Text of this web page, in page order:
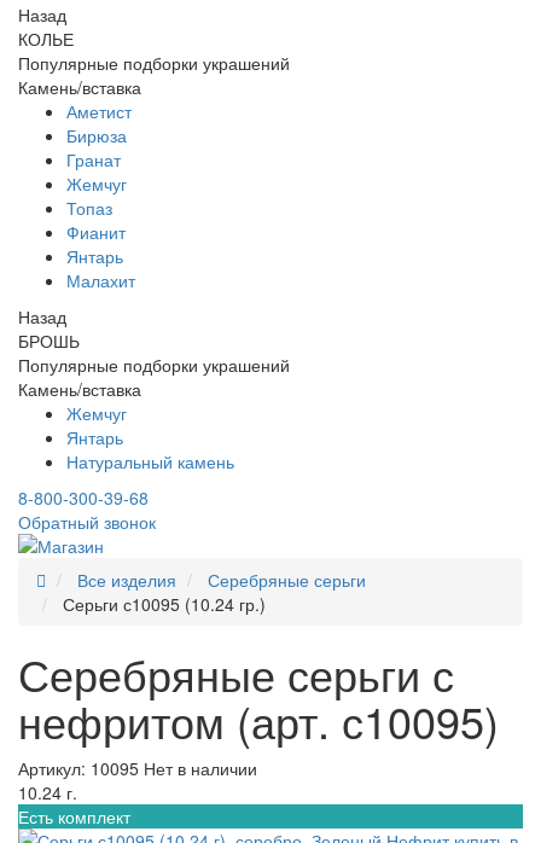
Назад
КОЛЬЕ
Популярные подборки украшений
Камень/вставка
Аметист
Бирюза
Гранат
Жемчуг
Топаз
Фианит
Янтарь
Малахит
Назад
БРОШЬ
Популярные подборки украшений
Камень/вставка
Жемчуг
Янтарь
Натуральный камень
8-800-300-39-68
Обратный звонок
Все изделия
Серебряные серьги
Серьги с10095 (10.24 гр.)
Серебряные серьги с
нефритом (арт. с10095)
Артикул: 10095 Нет в наличии
10.24 г.
Есть комплект